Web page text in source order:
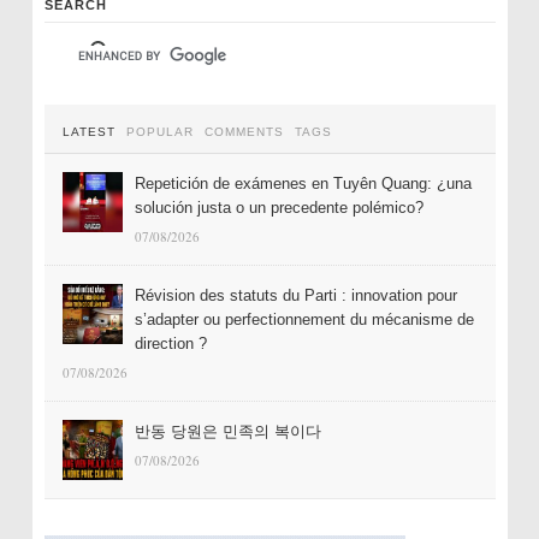
SEARCH
LATEST POPULAR COMMENTS TAGS
Repetición de exámenes en Tuyên Quang: ¿una
solución justa o un precedente polémico?
07/08/2026
Révision des statuts du Parti : innovation pour
s’adapter ou perfectionnement du mécanisme de
direction ?
07/08/2026
반동 당원은 민족의 복이다
07/08/2026